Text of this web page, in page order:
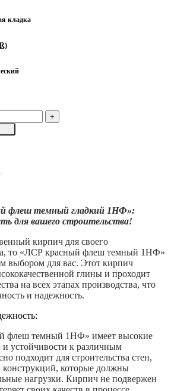
кладка
флеш темный гладкий 1НФ»:
для вашего строительства!
кирпич для своего
то «ЛСР красный флеш темный 1НФ»
выбором для вас. Этот кирпич
глины и проходит
на всех этапах производства, что
и надежность.
флеш темный 1НФ» имеет высокие
и устойчивости к различным
подходит для строительства стен,
конструкций, которые должны
нагрузки. Кирпич не подвержен